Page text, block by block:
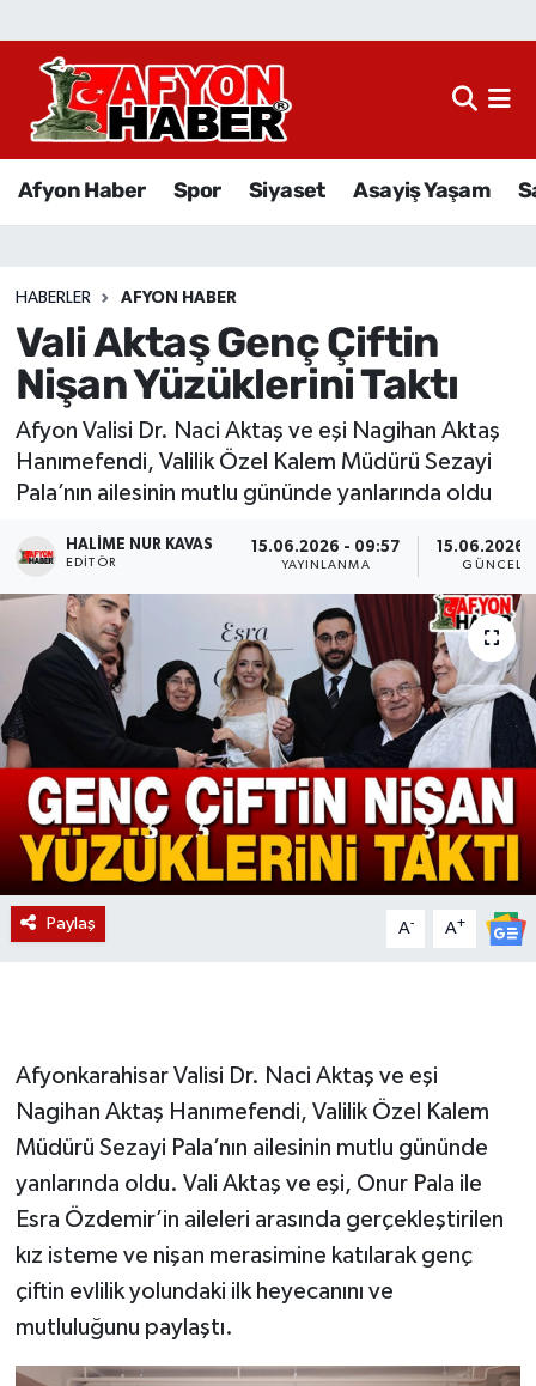
Afyon Haber Spor Siyaset Asayiş Yaşam
HABERLER AFYON HABER
Vali Aktaş Genç Çiftin
Nişan Yüzüklerini Taktı
Afyon Valisi Dr. Naci Aktaş ve eşi Nagihan Aktaş
Hanımefendi, Valilik Özel Kalem Müdürü Sezayi
Pala’nın ailesinin mutlu gününde yanlarında oldu
HALIME NUR KAVAS
EDITÖR
15.06.2026 - 09:57
YAYINLANMA
15.06.2026
Paylaş A- A+
Afyonkarahisar Valisi Dr. Naci Aktaş ve eşi
Nagihan Aktaş Hanımefendi, Valilik Özel Kalem
Müdürü Sezayi Pala’nın ailesinin mutlu gününde
yanlarında oldu. Vali Aktaş ve eşi, Onur Pala ile
Esra Özdemir’in aileleri arasında gerçekleştirilen
kız isteme ve nişan merasimine katılarak genç
çiftin evlilik yolundaki ilk heyecanını ve
mutluluğunu paylaştı.
Afyon Haber
Sağlık
Eğitim
Sivil Toplum
Etkinlikler